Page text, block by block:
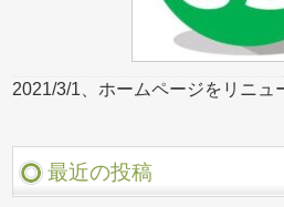
2021/3/1、ホームページをリニュ
最近の投稿